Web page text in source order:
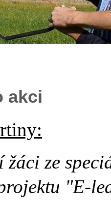
akci
žáci ze
"E-